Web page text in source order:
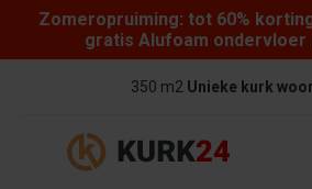
Skip to content
Zomeropruiming: tot 60%
gratis Alufoam ondervloer
Gratis verzending